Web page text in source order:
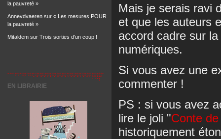
la pauvreté »
Annevdvaeren sur « Les mesures POUR
la pauvreté »
Mitaldem sur Trois sorties d'un coup !
EN LIBRAIRIE
Mais je serais ravi
et que les auteurs
accord cadre sur
numériques.
Si vous avez une
commenter !
PS : si vous avez
lire le joli "Conte
historiquement